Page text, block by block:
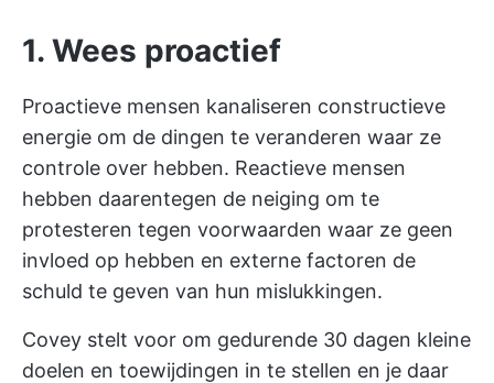
1. Wees proactief
Proactieve mensen kanaliseren constructieve
energie om de dingen te veranderen waar ze
controle over hebben. Reactieve mensen
hebben daarentegen de neiging om te
protesteren tegen voorwaarden waar ze geen
invloed op hebben en externe factoren de
schuld te geven van hun mislukkingen.
Covey stelt voor om gedurende 30 dagen kleine
doelen en toewijdingen in te stellen en je daar